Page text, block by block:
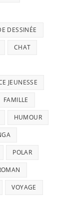
DESSINÉE
CHAT
JEUNESSE
FAMILLE
HUMOUR
POLAR
VOYAGE